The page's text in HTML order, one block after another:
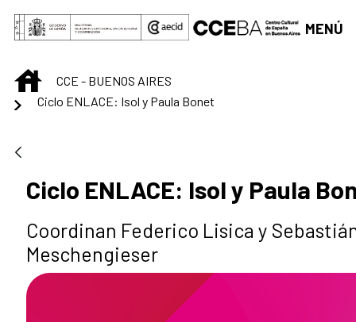
Saltar al contenido principal
MENÚ
INICIOCCE - BUENOS AIRES
Ciclo ENLACE: Isol y Paula Bonet
Ciclo ENLACE: Isol y Paula
Coordinan Federico Lisica y
Meschengieser